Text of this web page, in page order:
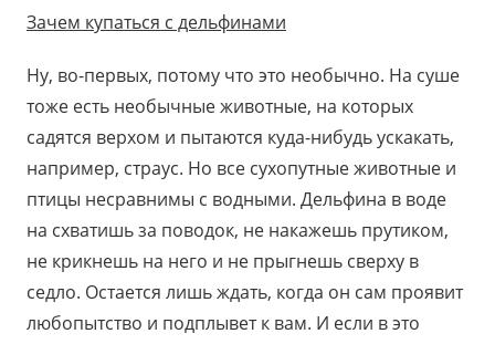
Зачем купаться с дельфинами
Ну, во-первых, потому что это необычно. На суше
тоже есть необычные животные, на которых
садятся верхом и пытаются куда-нибудь ускакать,
например, страус. Но все сухопутные животные и
птицы несравнимы с водными. Дельфина в воде
на схватишь за поводок, не накажешь прутиком,
не крикнешь на него и не прыгнешь сверху в
седло. Остается лишь ждать, когда он сам проявит
любопытство и подплывет к вам. И если в это